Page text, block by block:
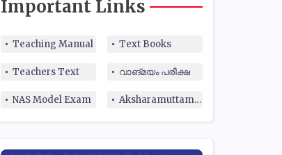
Important Links
Teaching Manual Text Books
Teachers Text വാങ്മയം പരീക്ഷ
NAS Model Exam Aksharamuttam Quiz